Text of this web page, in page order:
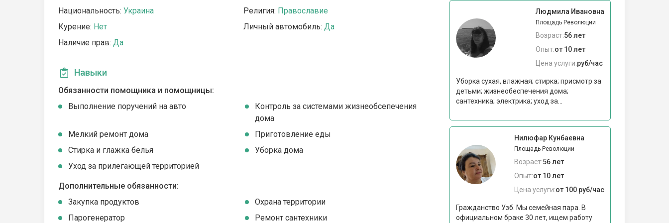
Национальность: Украина Религия: Православие
Курение: Нет Личный автомобиль: Да
Наличие прав: Да
Навыки
Обязанности помощника и помощницы:
Выполнение поручений на авто
Контроль за системами жизнеобсепечения
дома
Мелкий ремонт дома
Приготовление еды
Стирка и глажка белья
Уборка дома
Уход за прилегающей территорией
Дополнительные обязанности:
Закупка продуктов
Охрана территории
Парогенератор
Ремонт сантехники
Людмила Ивановна
Площадь Революции
Возраст:56 лет
Опыт:от 10 лет
Цена услуги:руб/час
Уборка сухая, влажная; стирка; присмотр за
детьми; жизнеобеспечения дома;
сантехника; электрика; уход за...
Нилюфар Кунбаевна
Площадь Революции
Возраст:56 лет
Опыт:от 10 лет
Цена услуги:от 100 руб/час
Гражданство Узб. Мы семейная пара. В
официальном браке 30 лет, ищем работу